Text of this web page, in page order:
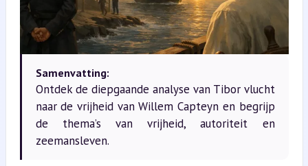
Samenvatting:
Ontdek de diepgaande analyse van Tibor vlucht
naar de vrijheid van Willem Capteyn en begrijp
de thema’s van vrijheid, autoriteit en
zeemansleven.